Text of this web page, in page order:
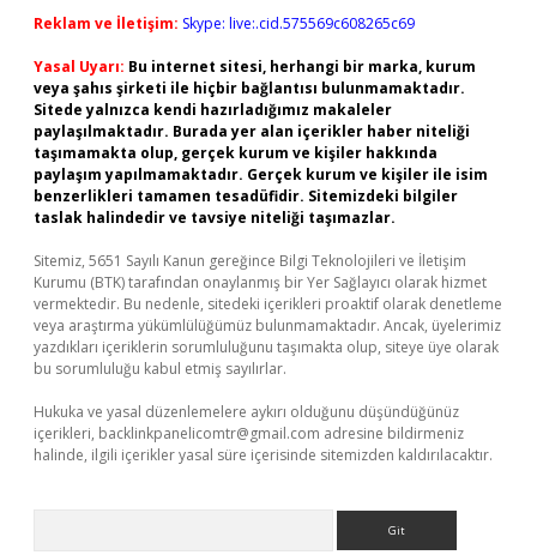
Reklam ve İletişim: Skype: live:.cid.575569c608265c69
Yasal Uyarı: Bu internet sitesi, herhangi bir marka, kurum
veya şahıs şirketi ile hiçbir bağlantısı bulunmamaktadır.
Sitede yalnızca kendi hazırladığımız makaleler
paylaşılmaktadır. Burada yer alan içerikler haber niteliği
taşımamakta olup, gerçek kurum ve kişiler hakkında
paylaşım yapılmamaktadır. Gerçek kurum ve kişiler ile isim
benzerlikleri tamamen tesadüfidir. Sitemizdeki bilgiler
taslak halindedir ve tavsiye niteliği taşımazlar.
Sitemiz, 5651 Sayılı Kanun gereğince Bilgi Teknolojileri ve İletişim
Kurumu (BTK) tarafından onaylanmış bir Yer Sağlayıcı olarak hizmet
vermektedir. Bu nedenle, sitedeki içerikleri proaktif olarak denetleme
veya araştırma yükümlülüğümüz bulunmamaktadır. Ancak, üyelerimiz
yazdıkları içeriklerin sorumluluğunu taşımakta olup, siteye üye olarak
bu sorumluluğu kabul etmiş sayılırlar.
Hukuka ve yasal düzenlemelere aykırı olduğunu düşündüğünüz
içerikleri, backlinkpanelicomtr@gmail.com adresine bildirmeniz
halinde, ilgili içerikler yasal süre içerisinde sitemizden kaldırılacaktır.